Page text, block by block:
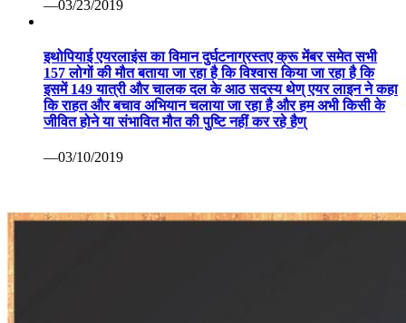
—03/23/2019
इथोपियाई एयरलाइंस का विमान दुर्घटनाग्रस्तए क्रू मेंबर समेत सभी
157 लोगों की मौत बताया जा रहा है कि विश्वास किया जा रहा है कि
इसमें 149 यात्री और चालक दल के आठ सदस्य थेण् एयर लाइन ने कहा
कि राहत और बचाव अभियान चलाया जा रहा है और हम अभी किसी के
जीवित होने या संभावित मौत की पुष्टि नहीं कर रहे हैण्
—03/10/2019